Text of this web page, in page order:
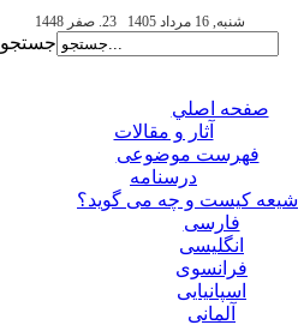
شنبه, 16 مرداد 1405 23. صفر 1448
جستجو
صفحه اصلي
آثار و مقالات
فهرست موضوعی
درسنامه
شیعه کیست و چه می گوید؟
فارسی
انگلیسی
فرانسوی
اسپانیایی
آلمانی